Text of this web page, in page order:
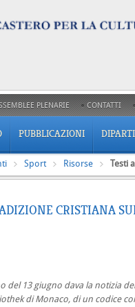
PLENARIE CONTATTI
PUBBLICAZIONI
Sport Risorse Testi
CRISTIANA
del 13 giugno dava la notizia
di Monaco, di un codice